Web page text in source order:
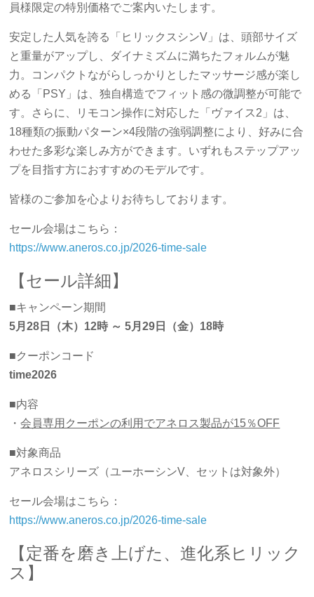
員様限定の特別価格でご案内いたします。
安定した人気を誇る「ヒリックスシンV」は、頭部サイズ
と重量がアップし、ダイナミズムに満ちたフォルムが魅
力。コンパクトながらしっかりとしたマッサージ感が楽し
める「PSY」は、独自構造でフィット感の微調整が可能で
す。さらに、リモコン操作に対応した「ヴァイス2」は、
18種類の振動パターン×4段階の強弱調整により、好みに合
わせた多彩な楽しみ方ができます。いずれもステップアッ
プを目指す方におすすめのモデルです。
皆様のご参加を心よりお待ちしております。
セール会場はこちら：
https://www.aneros.co.jp/2026-time-sale
【セール詳細】
■キャンペーン期間
5月28日（木）12時 ～ 5月29日（金）18時
■クーポンコード
time2026
■内容
・会員専用クーポンの利用でアネロス製品が15％OFF
■対象商品
アネロスシリーズ（ユーホーシンV、セットは対象外）
セール会場はこちら：
https://www.aneros.co.jp/2026-time-sale
【定番を磨き上げた、進化系ヒリック
ス】